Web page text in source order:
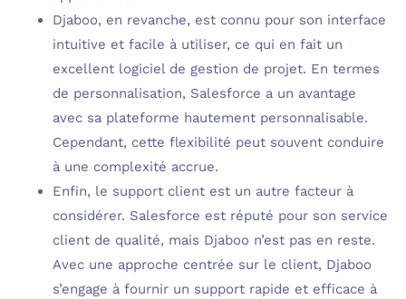
Djaboo, en revanche, est connu pour son interface
intuitive et facile à utiliser, ce qui en fait un
excellent logiciel de gestion de projet. En termes
de personnalisation, Salesforce a un avantage
avec sa plateforme hautement personnalisable.
Cependant, cette flexibilité peut souvent conduire
à une complexité accrue.
Enfin, le support client est un autre facteur à
considérer. Salesforce est réputé pour son service
client de qualité, mais Djaboo n’est pas en reste.
Avec une approche centrée sur le client, Djaboo
s’engage à fournir un support rapide et efficace à